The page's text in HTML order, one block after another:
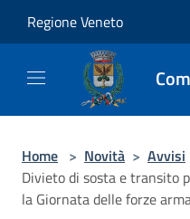
Regione Veneto
Home > Novità > Avvisi
Divieto di sosta e transito
la Giornata delle forze